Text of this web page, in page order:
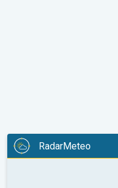
RadarMeteo